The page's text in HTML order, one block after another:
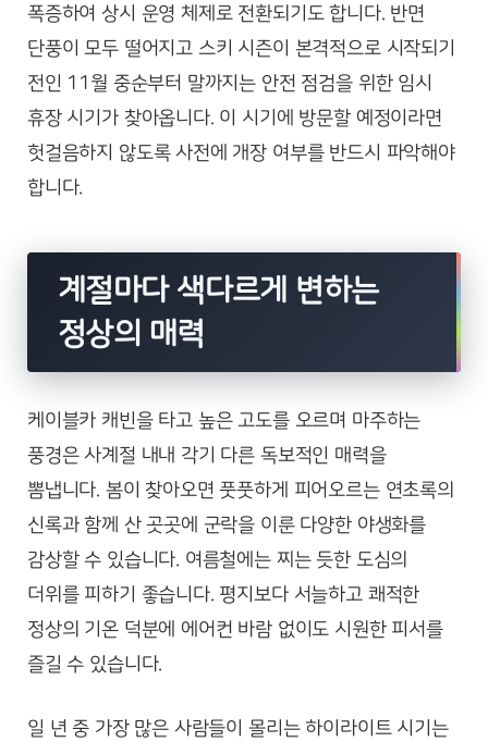
폭증하여 상시 운영 체제로 전환되기도 합니다. 반면
단풍이 모두 떨어지고 스키 시즌이 본격적으로 시작되기
전인 11월 중순부터 말까지는 안전 점검을 위한 임시
휴장 시기가 찾아옵니다. 이 시기에 방문할 예정이라면
헛걸음하지 않도록 사전에 개장 여부를 반드시 파악해야
합니다.
계절마다 색다르게 변하는
정상의 매력
케이블카 캐빈을 타고 높은 고도를 오르며 마주하는
풍경은 사계절 내내 각기 다른 독보적인 매력을
뽐냅니다. 봄이 찾아오면 풋풋하게 피어오르는 연초록의
신록과 함께 산 곳곳에 군락을 이룬 다양한 야생화를
감상할 수 있습니다. 여름철에는 찌는 듯한 도심의
더위를 피하기 좋습니다. 평지보다 서늘하고 쾌적한
정상의 기온 덕분에 에어컨 바람 없이도 시원한 피서를
즐길 수 있습니다.
일 년 중 가장 많은 사람들이 몰리는 하이라이트 시기는